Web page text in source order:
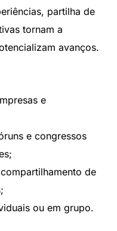
partilha de
tornam a
avanços.
e
e congressos
de
ou em grupo.